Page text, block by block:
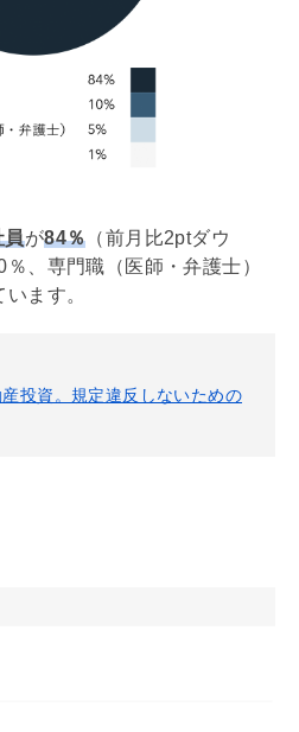
員が84％ （前月比2ptダウ
％、専門職（医師・弁護士）
ます。
投資。規定違反しないための